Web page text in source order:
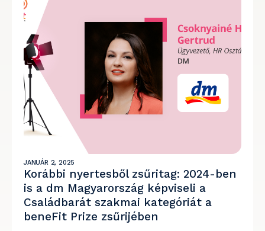
JANUÁR 2, 2025
Korábbi nyertesből zsűritag: 2024-ben
is a dm Magyarország képviseli a
Családbarát szakmai kategóriát a
beneFit Prize zsűrijében